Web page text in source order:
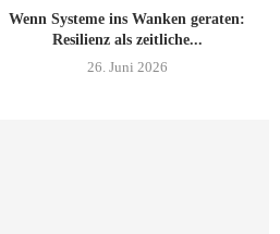
Wenn Systeme ins Wanken geraten:
Resilienz als zeitliche...
26. Juni 2026